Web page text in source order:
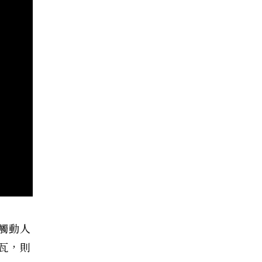
動人
，則